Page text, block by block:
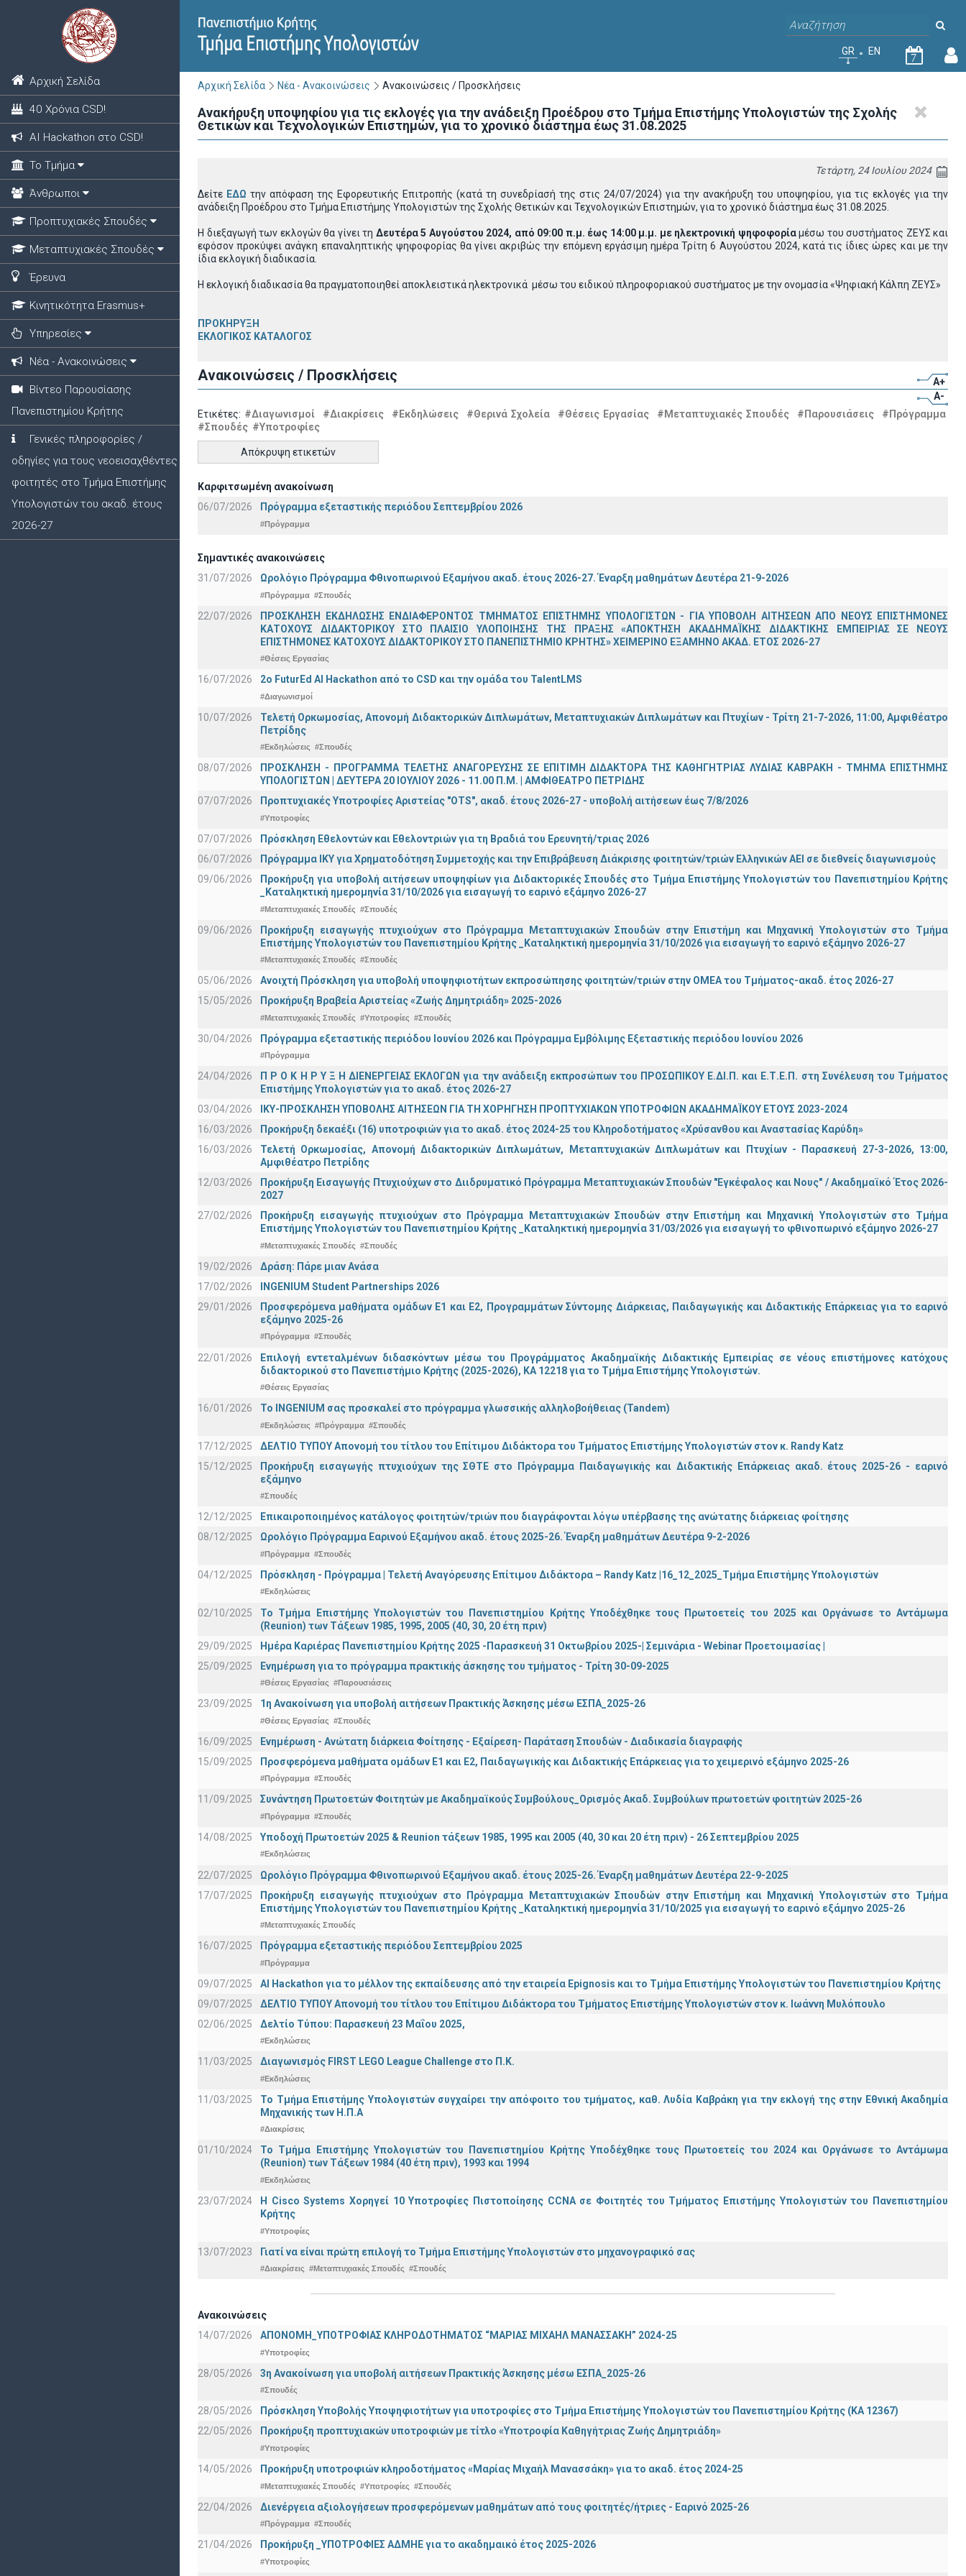
Αρχική Σελίδα
40 Χρόνια CSD!
ΑΙ Hackathon στο CSD!
Το Τμήμα
Άνθρωποι
Προπτυχιακές Σπουδές
Μεταπτυχιακές Σπουδές
Έρευνα
Κινητικότητα Erasmus+
Υπηρεσίες
Νέα - Ανακοινώσεις
Βίντεο Παρουσίασης
Πανεπιστημίου Κρήτης
Γενικές πληροφορίες /
οδηγίες για τους νεοεισαχθέντες
φοιτητές στο Τμήμα Επιστήμης
Υπολογιστών του ακαδ. έτους
2026-27
GR EN
7
Αρχική Σελίδα Νέα - Ανακοινώσεις Ανακοινώσεις / Προσκλήσεις
Ανακήρυξη υποψηφίου για τις εκλογές για την ανάδειξη Προέδρου στο Τμήμα Επιστήμης Υπολογιστών της Σχολής
Θετικών και Τεχνολογικών Επιστημών, για το χρονικό διάστημα έως 31.08.2025
Τετάρτη, 24 Ιουλίου 2024
Δείτε ΕΔΩ την απόφαση της Εφορευτικής Επιτροπής (κατά τη συνεδρίασή της στις 24/07/2024) για την ανακήρυξη του υποψηφίου, για τις εκλογές για την
ανάδειξη Προέδρου στο Τμήμα Επιστήμης Υπολογιστών της Σχολής Θετικών και Τεχνολογικών Επιστημών, για το χρονικό διάστημα έως 31.08.2025.
Η διεξαγωγή των εκλογών θα γίνει τη Δευτέρα 5 Αυγούστου 2024, από 09:00 π.μ. έως 14:00 μ.μ. με ηλεκτρονική ψηφοφορίαμέσω του συστήματος ZEΥΣ και
εφόσον προκύψει ανάγκη επαναληπτικής ψηφοφορίας θα γίνει ακριβώς την επόμενη εργάσιμη ημέρα Τρίτη 6 Αυγούστου 2024, κατά τις ίδιες ώρες και με την
ίδια εκλογική διαδικασία.
Η εκλογική διαδικασία θα πραγματοποιηθεί αποκλειστικά ηλεκτρονικά μέσω του ειδικού πληροφοριακού συστήματος με την ονομασία «Ψηφιακή Κάλπη ΖΕΥΣ»
ΠΡΟΚΗΡΥΞΗ
ΕΚΛΟΓΙΚΟΣ ΚΑΤΑΛΟΓΟΣ
Ανακοινώσεις / Προσκλήσεις
A+
A-
Ετικέτες: #Διαγωνισμοί #Διακρίσεις #Εκδηλώσεις #Θερινά Σχολεία #Θέσεις Εργασίας #Μεταπτυχιακές Σπουδές #Παρουσιάσεις
#Πρόγραμμα
#Σπουδές #Υποτροφίες
Απόκρυψη ετικετών
Καρφιτσωμένη ανακοίνωση
06/07/2026
Πρόγραμμα εξεταστικής περιόδου Σεπτεμβρίου 2026
#Πρόγραμμα
Σημαντικές ανακοινώσεις
31/07/2026
Ωρολόγιο Πρόγραμμα Φθινοπωρινού Εξαμήνου ακαδ. έτους 2026-27. Έναρξη μαθημάτων Δευτέρα 21-9-2026
#Πρόγραμμα #Σπουδές
22/07/2026
ΠΡΟΣΚΛΗΣΗ ΕΚΔΗΛΩΣΗΣ ΕΝΔΙΑΦΕΡΟΝΤΟΣ ΤΜΗΜΑΤΟΣ ΕΠΙΣΤΗΜΗΣ ΥΠΟΛΟΓΙΣΤΩΝ - ΓΙΑ ΥΠΟΒΟΛΗ ΑΙΤΗΣΕΩΝ ΑΠΟ ΝΕΟΥΣ ΕΠΙΣΤΗΜΟΝΕΣ
ΚΑΤΟΧΟΥΣ ΔΙΔΑΚΤΟΡΙΚΟΥ ΣΤΟ ΠΛΑΙΣΙΟ ΥΛΟΠΟΙΗΣΗΣ ΤΗΣ ΠΡΑΞΗΣ «ΑΠΟΚΤΗΣΗ ΑΚΑΔΗΜΑΪΚΗΣ ΔΙΔΑΚΤΙΚΗΣ ΕΜΠΕΙΡΙΑΣ ΣΕ ΝΕΟΥΣ
ΕΠΙΣΤΗΜΟΝΕΣ ΚΑΤΟΧΟΥΣ ΔΙΔΑΚΤΟΡΙΚΟΥ ΣΤΟ ΠΑΝΕΠΙΣΤΗΜΙΟ ΚΡΗΤΗΣ» ΧΕΙΜΕΡΙΝΟ ΕΞΑΜΗΝΟ ΑΚΑΔ. ΕΤΟΣ 2026-27
#Θέσεις Εργασίας
16/07/2026 2o FuturEd AI Hackathon από το CSD και την ομάδα του TalentLMS
#Διαγωνισμοί
10/07/2026
Τελετή Ορκωμοσίας, Απονομή Διδακτορικών Διπλωμάτων, Μεταπτυχιακών Διπλωμάτων και Πτυχίων - Τρίτη 21-7-2026, 11:00, Αμφιθέατρο
Πετρίδης
#Εκδηλώσεις #Σπουδές
08/07/2026
ΠΡΟΣΚΛΗΣΗ - ΠΡΟΓΡΑΜΜΑ ΤΕΛΕΤΗΣ ΑΝΑΓΟΡΕΥΣΗΣ ΣΕ ΕΠΙΤΙΜΗ ΔΙΔΑΚΤΟΡΑ ΤΗΣ ΚΑΘΗΓΗΤΡΙΑΣ ΛΥΔΙΑΣ ΚΑΒΡΑΚΗ - ΤΜΗΜΑ ΕΠΙΣΤΗΜΗΣ
ΥΠΟΛΟΓΙΣΤΩΝ | ΔΕΥΤΕΡΑ 20 ΙΟΥΛΙΟΥ 2026 - 11.00 Π.Μ. | ΑΜΦΙΘΕΑΤΡΟ ΠΕΤΡΙΔΗΣ
07/07/2026
Προπτυχιακές Υποτροφίες Αριστείας "OTS", ακαδ. έτους 2026-27 - υποβολή αιτήσεων έως 7/8/2026
#Υποτροφίες
07/07/2026
Πρόσκληση Εθελοντών και Εθελοντριών για τη Βραδιά του Ερευνητή/τριας 2026
06/07/2026
Πρόγραμμα ΙΚΥ για Χρηματοδότηση Συμμετοχής και την Επιβράβευση Διάκρισης φοιτητών/τριών Ελληνικών ΑΕΙ σε διεθνείς διαγωνισμούς
09/06/2026
Προκήρυξη για υποβολή αιτήσεων υποψηφίων για Διδακτορικές Σπουδές στο Τμήμα Eπιστήμης Υπολογιστών του Πανεπιστημίου Κρήτης
_Καταληκτική ημερομηνία 31/10/2026 για εισαγωγή το εαρινό εξάμηνο 2026-27
#Μεταπτυχιακές Σπουδές #Σπουδές
09/06/2026
Προκήρυξη εισαγωγής πτυχιούχων στo Πρόγραμμα Μεταπτυχιακών Σπουδών στην Επιστήμη και Μηχανική Υπολογιστών στο Τμήμα
Eπιστήμης Υπολογιστών του Πανεπιστημίου Κρήτης _Καταληκτική ημερομηνία 31/10/2026 για εισαγωγή το εαρινό εξάμηνο 2026-27
#Μεταπτυχιακές Σπουδές #Σπουδές
05/06/2026
Ανοιχτή Πρόσκληση για υποβολή υποψηφιοτήτων εκπροσώπησης φοιτητών/τριών στην ΟΜΕΑ του Τμήματος-ακαδ. έτος 2026-27
15/05/2026
Προκήρυξη Βραβεία Αριστείας «Ζωής Δημητριάδη» 2025-2026
#Μεταπτυχιακές Σπουδές #Υποτροφίες #Σπουδές
30/04/2026 Πρόγραμμα εξεταστικής περιόδου Ιουνίου 2026 και Πρόγραμμα Εμβόλιμης Εξεταστικής περιόδου Ιουνίου 2026
#Πρόγραμμα
24/04/2026
Π Ρ Ο Κ Η Ρ Υ Ξ Η ΔΙΕΝΕΡΓΕΙΑΣ ΕΚΛΟΓΩΝ για την ανάδειξη εκπροσώπων του ΠΡΟΣΩΠΙΚΟΥ Ε.ΔΙ.Π. και Ε.Τ.Ε.Π. στη Συνέλευση του Τμήματος
Επιστήμης Υπολογιστών για το ακαδ. έτος 2026-27
03/04/2026
ΙΚΥ-ΠΡΟΣΚΛΗΣΗ ΥΠΟΒΟΛΗΣ ΑΙΤΗΣΕΩΝ ΓΙΑ ΤΗ ΧΟΡΗΓΗΣΗ ΠΡΟΠΤΥΧΙΑΚΩΝ ΥΠΟΤΡΟΦΙΩΝ ΑΚΑΔΗΜΑΪΚΟΥ ΕΤΟΥΣ 2023-2024
16/03/2026
Προκήρυξη δεκαέξι (16) υποτροφιών για το ακαδ. έτος 2024-25 του Κληροδοτήματος «Χρύσανθου και Αναστασίας Καρύδη»
16/03/2026
Τελετή Ορκωμοσίας, Απονομή Διδακτορικών Διπλωμάτων, Μεταπτυχιακών Διπλωμάτων και Πτυχίων - Παρασκευή 27-3-2026, 13:00,
Αμφιθέατρο Πετρίδης
12/03/2026
Προκήρυξη Εισαγωγής Πτυχιούχων στο Διιδρυματικό Πρόγραμμα Μεταπτυχιακών Σπουδών "Εγκέφαλος και Νους" / Ακαδημαϊκό Έτος 2026-
2027
27/02/2026
Προκήρυξη εισαγωγής πτυχιούχων στo Πρόγραμμα Μεταπτυχιακών Σπουδών στην Επιστήμη και Μηχανική Υπολογιστών στο Τμήμα
Eπιστήμης Υπολογιστών του Πανεπιστημίου Κρήτης _Καταληκτική ημερομηνία 31/03/2026 για εισαγωγή το φθινοπωρινό εξάμηνο 2026-27
#Μεταπτυχιακές Σπουδές #Σπουδές
19/02/2026
Δράση: Πάρε μιαν Ανάσα
17/02/2026
INGENIUM Student Partnerships 2026
29/01/2026
Προσφερόμενα μαθήματα ομάδων Ε1 και Ε2, Προγραμμάτων Σύντομης Διάρκειας, Παιδαγωγικής και Διδακτικής Επάρκειας για το εαρινό
εξάμηνο 2025-26
#Πρόγραμμα #Σπουδές
22/01/2026
Επιλογή εντεταλμένων διδασκόντων μέσω του Προγράμματος Ακαδημαϊκής Διδακτικής Εμπειρίας σε νέους επιστήμονες κατόχους
διδακτορικού στο Πανεπιστήμιο Κρήτης (2025-2026), ΚΑ 12218 για το Τμήμα Επιστήμης Υπολογιστών.
#Θέσεις Εργασίας
16/01/2026 Το INGENIUM σας προσκαλεί στο πρόγραμμα γλωσσικής αλληλοβοήθειας (Tandem)
#Εκδηλώσεις #Πρόγραμμα #Σπουδές
17/12/2025
ΔΕΛΤΙΟ ΤΥΠΟΥ Απονομή του τίτλου του Επίτιμου Διδάκτορα του Τμήματος Επιστήμης Υπολογιστών στον κ. Randy Katz
15/12/2025
Προκήρυξη εισαγωγής πτυχιούχων της ΣΘΤΕ στο Πρόγραμμα Παιδαγωγικής και Διδακτικής Επάρκειας ακαδ. έτους 2025-26 - εαρινό
εξάμηνο
#Σπουδές
12/12/2025
Επικαιροποιημένος κατάλογος φοιτητών/τριών που διαγράφονται λόγω υπέρβασης της ανώτατης διάρκειας φοίτησης
08/12/2025
Ωρολόγιο Πρόγραμμα Εαρινού Εξαμήνου ακαδ. έτους 2025-26. Έναρξη μαθημάτων Δευτέρα 9-2-2026
#Πρόγραμμα #Σπουδές
04/12/2025 Πρόσκληση - Πρόγραμμα | Τελετή Αναγόρευσης Επίτιμου Διδάκτορα – Randy Katz |16_12_2025_Τμήμα Επιστήμης Υπολογιστών
#Εκδηλώσεις
02/10/2025
Το Τμήμα Επιστήμης Υπολογιστών του Πανεπιστημίου Κρήτης Υποδέχθηκε τους Πρωτοετείς του 2025 και Οργάνωσε το Αντάμωμα
(Reunion) των Τάξεων 1985, 1995, 2005 (40, 30, 20 έτη πριν)
29/09/2025
Ημέρα Καριέρας Πανεπιστημίου Κρήτης 2025 -Παρασκευή 31 Οκτωβρίου 2025-| Σεμινάρια - Webinar Προετοιμασίας |
25/09/2025
Ενημέρωση για το πρόγραμμα πρακτικής άσκησης του τμήματος - Τρίτη 30-09-2025
#Θέσεις Εργασίας #Παρουσιάσεις
23/09/2025 1η Ανακοίνωση για υποβολή αιτήσεων Πρακτικής Άσκησης μέσω ΕΣΠΑ_2025-26
#Θέσεις Εργασίας #Σπουδές
16/09/2025
Ενημέρωση - Ανώτατη διάρκεια Φοίτησης - Εξαίρεση- Παράταση Σπουδών - Διαδικασία διαγραφής
15/09/2025
Προσφερόμενα μαθήματα ομάδων Ε1 και Ε2, Παιδαγωγικής και Διδακτικής Επάρκειας για το χειμερινό εξάμηνο 2025-26
#Πρόγραμμα #Σπουδές
11/09/2025 Συνάντηση Πρωτοετών Φοιτητών με Ακαδημαϊκούς Συμβούλους_Ορισμός Ακαδ. Συμβούλων πρωτοετών φοιτητών 2025-26
#Πρόγραμμα #Σπουδές
14/08/2025 Υποδοχή Πρωτοετών 2025 & Reunion τάξεων 1985, 1995 και 2005 (40, 30 και 20 έτη πριν) - 26 Σεπτεμβρίου 2025
#Εκδηλώσεις
22/07/2025
Ωρολόγιο Πρόγραμμα Φθινοπωρινού Εξαμήνου ακαδ. έτους 2025-26. Έναρξη μαθημάτων Δευτέρα 22-9-2025
17/07/2025
Προκήρυξη εισαγωγής πτυχιούχων στo Πρόγραμμα Μεταπτυχιακών Σπουδών στην Επιστήμη και Μηχανική Υπολογιστών στο Τμήμα
Eπιστήμης Υπολογιστών του Πανεπιστημίου Κρήτης _Καταληκτική ημερομηνία 31/10/2025 για εισαγωγή το εαρινό εξάμηνο 2025-26
#Μεταπτυχιακές Σπουδές
16/07/2025 Πρόγραμμα εξεταστικής περιόδου Σεπτεμβρίου 2025
#Πρόγραμμα
09/07/2025
AI Hackathon για το μέλλον της εκπαίδευσης από την εταιρεία Epignosis και το Τμήμα Επιστήμης Υπολογιστών του Πανεπιστημίου Κρήτης
09/07/2025
ΔΕΛΤΙΟ ΤΥΠΟΥ Απονομή του τίτλου του Επίτιμου Διδάκτορα του Τμήματος Επιστήμης Υπολογιστών στον κ. Ιωάννη Μυλόπουλο
02/06/2025
Δελτίο Τύπου: Παρασκευή 23 Μαΐου 2025,
#Εκδηλώσεις
11/03/2025 Διαγωνισμός FIRST LEGO League Challenge στο Π.Κ.
#Εκδηλώσεις
11/03/2025
Το Τμήμα Επιστήμης Υπολογιστών συγχαίρει την απόφοιτο του τμήματος, καθ. Λυδία Καβράκη για την εκλογή της στην Εθνική Ακαδημία
Μηχανικής των Η.Π.Α
#Διακρίσεις
01/10/2024
Το Τμήμα Επιστήμης Υπολογιστών του Πανεπιστημίου Κρήτης Υποδέχθηκε τους Πρωτοετείς του 2024 και Οργάνωσε το Αντάμωμα
(Reunion) των Τάξεων 1984 (40 έτη πριν), 1993 και 1994
#Εκδηλώσεις
23/07/2024
Η Cisco Systems Χορηγεί 10 Υποτροφίες Πιστοποίησης CCNA σε Φοιτητές του Τμήματος Επιστήμης Υπολογιστών του Πανεπιστημίου
Κρήτης
#Υποτροφίες
13/07/2023 Γιατί να είναι πρώτη επιλογή το Τμήμα Επιστήμης Υπολογιστών στο μηχανογραφικό σας
#Διακρίσεις #Μεταπτυχιακές Σπουδές #Σπουδές
Ανακοινώσεις
14/07/2026
ΑΠΟΝΟΜΗ_ΥΠΟΤΡΟΦΙΑΣ ΚΛΗΡΟΔΟΤΗΜΑΤΟΣ “ΜΑΡΙΑΣ ΜΙΧΑΗΛ ΜΑΝΑΣΣΑΚΗ” 2024-25
#Υποτροφίες
28/05/2026 3η Ανακοίνωση για υποβολή αιτήσεων Πρακτικής Άσκησης μέσω ΕΣΠΑ_2025-26
#Σπουδές
28/05/2026
Πρόσκληση Υποβολής Υποψηφιοτήτων για υποτροφίες στο Τμήμα Επιστήμης Υπολογιστών του Πανεπιστημίου Κρήτης (ΚΑ 12367)
22/05/2026
Προκήρυξη προπτυχιακών υποτροφιών με τίτλο «Υποτροφία Καθηγήτριας Ζωής Δημητριάδη»
#Υποτροφίες
14/05/2026 Προκήρυξη υποτροφιών κληροδοτήματος «Μαρίας Μιχαήλ Μανασσάκη» για το ακαδ. έτος 2024-25
#Μεταπτυχιακές Σπουδές #Υποτροφίες #Σπουδές
22/04/2026 Διενέργεια αξιολογήσεων προσφερόμενων μαθημάτων από τους φοιτητές/ήτριες - Εαρινό 2025-26
#Πρόγραμμα #Σπουδές
21/04/2026 Προκήρυξη _ΥΠΟΤΡΟΦΙΕΣ ΑΔΜΗΕ για το ακαδημαικό έτος 2025-2026
#Υποτροφίες